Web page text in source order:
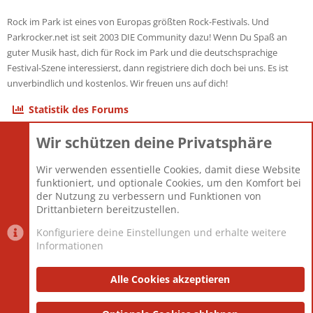
Rock im Park ist eines von Europas größten Rock-Festivals. Und
Parkrocker.net ist seit 2003 DIE Community dazu! Wenn Du Spaß an
guter Musik hast, dich für Rock im Park und die deutschsprachige
Festival-Szene interessierst, dann registriere dich doch bei uns. Es ist
unverbindlich und kostenlos. Wir freuen uns auf dich!
Statistik des Forums
Themen
Mitglieder
12.427
Neuestes Mitglied
Berlin
Datenschutzerklärung Impressum
Wir schützen deine Privatsphäre
Wir verwenden essentielle Cookies, damit diese Website
funktioniert, und optionale Cookies, um den Komfort bei
der Nutzung zu verbessern und Funktionen von
Drittanbietern bereitzustellen.
Konfiguriere deine Einstellungen und erhalte weitere
Informationen
Alle Cookies akzeptieren